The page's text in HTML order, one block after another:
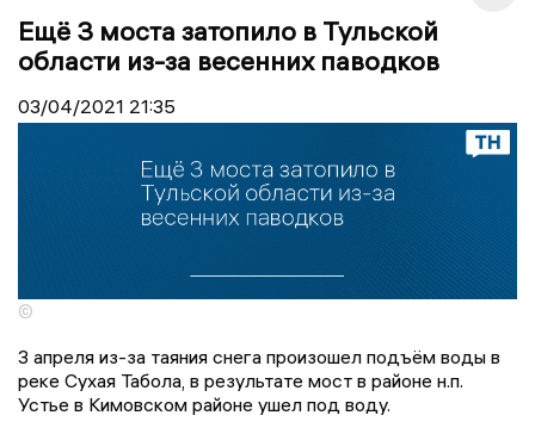
Ещё 3 моста затопило в Тульской
области из-за весенних паводков
03/04/2021 21:35
©
3 апреля из-за таяния снега произошел подъём воды в
реке Сухая Табола, в результате мост в районе н.п.
Устье в Кимовском районе ушел под воду.